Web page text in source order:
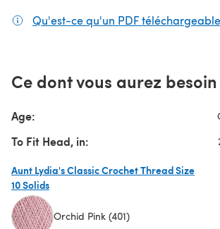
Qu'est-ce qu'un PDF
Ce dont vous aurez besoin
Age:
To Fit Head, in:
Aunt Lydia's Classic Crochet Thread Size
10 Solids
Orchid Pink (401)